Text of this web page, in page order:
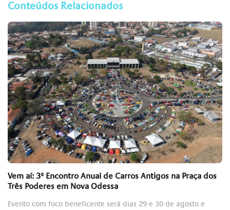
Conteúdos Relacionados
Vem aí: 3º Encontro Anual de Carros Antigos na Praça dos
Três Poderes em Nova Odessa
Evento com foco beneficente será dias 29 e 30 de agosto e